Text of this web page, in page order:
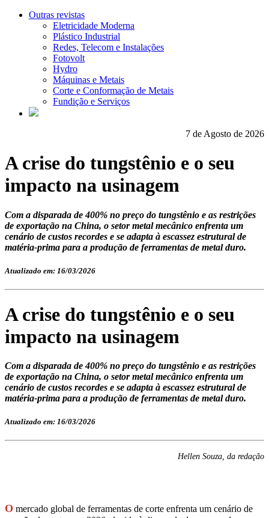
Outras revistas
Eletricidade Moderna
Plástico Industrial
Redes, Telecom e Instalações
Fotovolt
Hydro
Máquinas e Metais
Corte e Conformação de Metais
Fundição e Serviços
7 de Agosto de 2026
A crise do tungstênio e o seu
impacto na usinagem
Com a disparada de 400% no preço do tungstênio e as restrições
de exportação na China, o setor metal mecânico enfrenta um
cenário de custos recordes e se adapta à escassez estrutural de
matéria-prima para a produção de ferramentas de metal duro.
Atualizado em: 16/03/2026
A crise do tungstênio e o seu
impacto na usinagem
Com a disparada de 400% no preço do tungstênio e as restrições
de exportação na China, o setor metal mecânico enfrenta um
cenário de custos recordes e se adapta à escassez estrutural de
matéria-prima para a produção de ferramentas de metal duro.
Atualizado em: 16/03/2026
Hellen Souza, da redação
O mercado global de ferramentas de corte enfrenta um cenário de